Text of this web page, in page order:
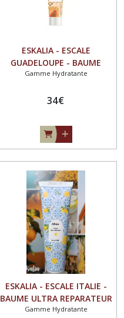
ESKALIA - ESCALE
GUADELOUPE - BAUME
ULTRA REPARATEUR VISAGE
TIARE - YLANG - VANILLE*
Gamme Hydratante
34€
ESKALIA - ESCALE ITALIE -
BAUME ULTRA REPARATEUR
VISAGE ET CORPS 100ML
Gamme Hydratante